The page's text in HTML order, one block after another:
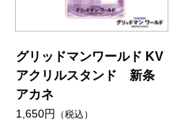
グリッドマンワールド KV
アクリルスタンド 新条
アカネ
1,650円 （税込）